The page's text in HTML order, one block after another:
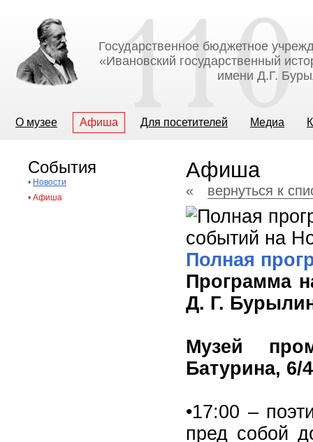
Государственное бюджетное
«Ивановский государственный
имени Д.Г.
О музее Афиша Для посетителей Медиа
События
• Новости
• Афиша
Афиша
« вернуться к
Полная
Программа
Д. Г.
Музей
Батурина, 6/
•17:00 –
пред собой